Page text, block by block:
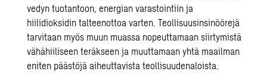
vedyn tuotantoon,energian varastointiin ja
hiilidioksidin talteenottoa varten. Teollisuusinsinöörejä
tarvitaan myös muun muassa nopeuttamaan siirtymistä
vähähiiliseen teräkseen ja muuttamaan yhtä maailman
eniten päästöjä aiheuttavista teollisuudenaloista.